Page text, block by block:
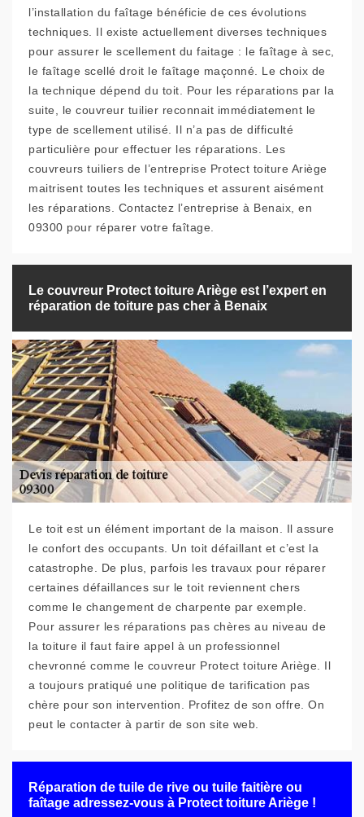
l’installation du faîtage bénéficie de ces évolutions
techniques. Il existe actuellement diverses techniques
pour assurer le scellement du faitage : le faîtage à sec,
le faîtage scellé droit le faîtage maçonné. Le choix de
la technique dépend du toit. Pour les réparations par la
suite, le couvreur tuilier reconnait immédiatement le
type de scellement utilisé. Il n’a pas de difficulté
particulière pour effectuer les réparations. Les
couvreurs tuiliers de l’entreprise Protect toiture Ariège
maitrisent toutes les techniques et assurent aisément
les réparations. Contactez l’entreprise à Benaix, en
09300 pour réparer votre faîtage.
Le couvreur Protect toiture Ariège est l’expert en
réparation de toiture pas cher à Benaix
Le toit est un élément important de la maison. Il assure
le confort des occupants. Un toit défaillant et c’est la
catastrophe. De plus, parfois les travaux pour réparer
certaines défaillances sur le toit reviennent chers
comme le changement de charpente par exemple.
Pour assurer les réparations pas chères au niveau de
la toiture il faut faire appel à un professionnel
chevronné comme le couvreur Protect toiture Ariège. Il
a toujours pratiqué une politique de tarification pas
chère pour son intervention. Profitez de son offre. On
peut le contacter à partir de son site web.
Réparation de tuile de rive ou tuile faitière ou
faîtage adressez-vous à Protect toiture Ariège !